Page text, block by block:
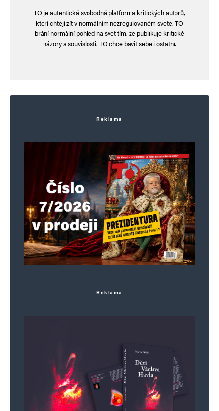
TO je autentická svobodná platforma kritických autorů,
kteří chtějí žít v normálním nezregulovaném světě. TO
brání normální pohled na svět tím, že publikuje kritické
názory a souvislosti. TO chce bavit sebe i ostatní.
Reklama
Reklama